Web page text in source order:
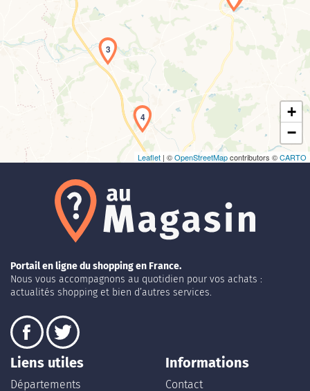
Chargement de la carte en cours...
3
4
+
−
Leaflet | ©OpenStreetMapcontributors ©CARTO
Portail en ligne du shopping en France.
Nous vous accompagnons au quotidien pour vos achats :
actualités shopping et bien d’autres services.
Liens utiles
Départements
Informations
Contact